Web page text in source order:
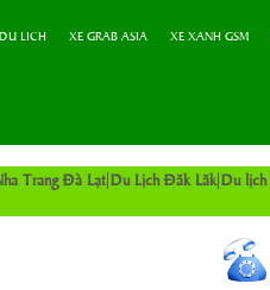
LICH XE GRAB ASIA XE XANH GSM
Trang Đà Lạt Du Lịch Đăk Lăk Du lịch